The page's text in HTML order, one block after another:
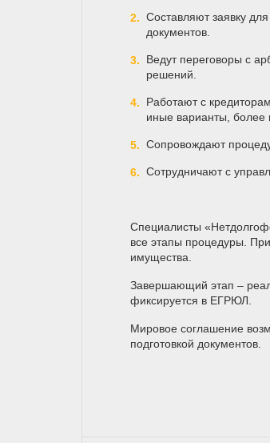
Составляют заявку
документов.
Ведут переговоры с
решений.
Работают с
иные варианты, более
Сопровождают
Сотрудничают с
Специалисты
все этапы процедуры.
имущества.
Завершающий этап –
фиксируется в ЕГРЮЛ.
Мировое соглашение
подготовкой документов.